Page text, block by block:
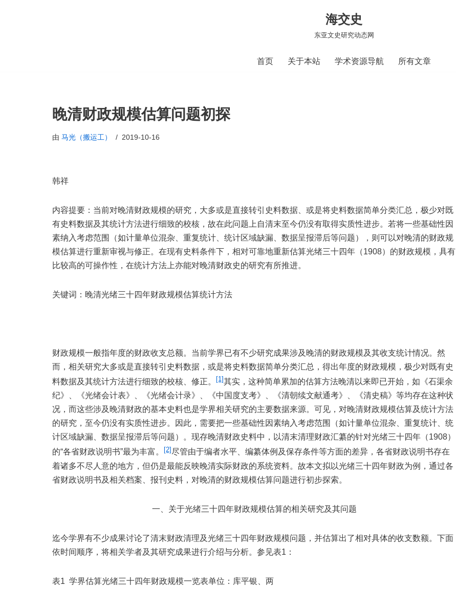
海交史
东亚文史研究动态网
首页 关于本站 学术资源导航 所有文章
晚清财政规模估算问题初探
由 马光（搬运工） 2019-10-16
韩祥
内容提要：当前对晚清财政规模的研究，大多或是直接转引史料数据、或是将史料数据简单分类汇总，极少对既
有史料数据及其统计方法进行细致的校核，故在此问题上自清末至今仍没有取得实质性进步。若将一些基础性因
素纳入考虑范围（如计量单位混杂、重复统计、统计区域缺漏、数据呈报滞后等问题），则可以对晚清的财政规
模估算进行重新审视与修正。在现有史料条件下，相对可靠地重新估算光绪三十四年（1908）的财政规模，具有
比较高的可操作性，在统计方法上亦能对晚清财政史的研究有所推进。
关键词：晚清光绪三十四年财政规模估算统计方法
财政规模一般指年度的财政收支总额。当前学界已有不少研究成果涉及晚清的财政规模及其收支统计情况。然
而，相关研究大多或是直接转引史料数据，或是将史料数据简单分类汇总，得出年度的财政规模，极少对既有史
料数据及其统计方法进行细致的校核、修正。
[1]其实，这种简单累加的估算方法晚清以来即已开始，如《石渠余
纪》、《光绪会计表》、《光绪会计录》、《中国度支考》、《清朝续文献通考》、《清史稿》等均存在这种状
况，而这些涉及晚清财政的基本史料也是学界相关研究的主要数据来源。可见，对晚清财政规模估算及统计方法
的研究，至今仍没有实质性进步。因此，需要把一些基础性因素纳入考虑范围（如计量单位混杂、重复统计、统
计区域缺漏、数据呈报滞后等问题）。现存晚清财政史料中，以清末清理财政汇纂的针对光绪三十四年（1908）
的“各省财政说明书”最为丰富。
[2]尽管由于编者水平、编纂体例及保存条件等方面的差异，各省财政说明书存在
着诸多不尽人意的地方，但仍是最能反映晚清实际财政的系统资料。故本文拟以光绪三十四年财政为例，通过各
省财政说明书及相关档案、报刊史料，对晚清的财政规模估算问题进行初步探索。
一、关于光绪三十四年财政规模估算的相关研究及其问题
迄今学界有不少成果讨论了清末财政清理及光绪三十四年财政规模问题，并估算出了相对具体的收支数额。下面
依时间顺序，将相关学者及其研究成果进行介绍与分析。参见表1：
表1 学界估算光绪三十四年财政规模一览表单位：库平银、两